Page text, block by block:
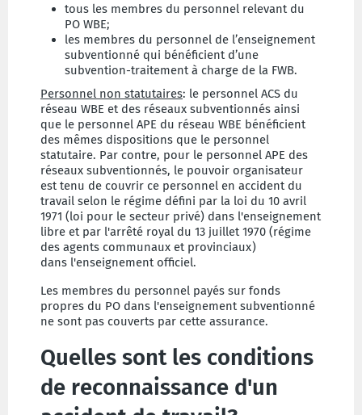
tous les membres du personnel relevant du
PO WBE;
les membres du personnel de l’enseignement
subventionné qui bénéficient d’une
subvention-traitement à charge de la FWB.
Personnel non statutaires: le personnel ACS du
réseau WBE et des réseaux subventionnés ainsi
que le personnel APE du réseau WBE bénéficient
des mêmes dispositions que le personnel
statutaire. Par contre, pour le personnel APE des
réseaux subventionnés, le pouvoir organisateur
est tenu de couvrir ce personnel en accident du
travail selon le régime défini par la loi du 10 avril
1971 (loi pour le secteur privé) dans l'enseignement
libre et par l'arrêté royal du 13 juillet 1970 (régime
des agents communaux et provinciaux)
dans l'enseignement officiel.
Les membres du personnel payés sur fonds
propres du PO dans l'enseignement subventionné
ne sont pas couverts par cette assurance.
Quelles sont les conditions
de reconnaissance d'un